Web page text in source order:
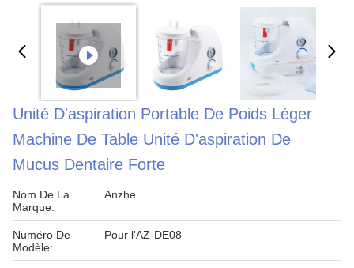
Unité D'aspiration Portable De Poids Léger
Machine De Table Unité D'aspiration De
Mucus Dentaire Forte
Nom De La
Marque:
Anzhe
Numéro De
Modèle:
Pour l'AZ-DE08